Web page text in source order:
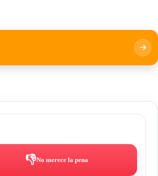
👎No merece la pena